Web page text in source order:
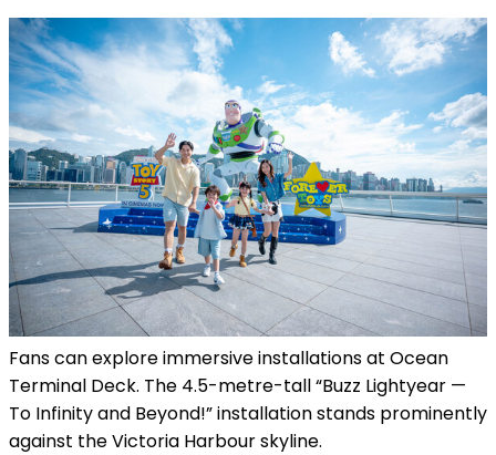
Fans can explore immersive installations at Ocean
Terminal Deck. The 4.5-metre-tall “Buzz Lightyear —
To Infinity and Beyond!” installation stands prominently
against the Victoria Harbour skyline.